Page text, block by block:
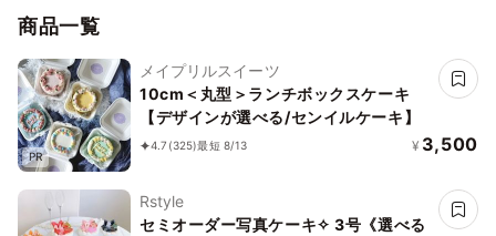
商品一覧
PR
メイプリルスイーツ
10cm＜丸型＞ランチボックスケーキ
【デザインが選べる/センイルケーキ】
4.7 (325)最短 8/13 ¥ 3,500
Rstyle
セミオーダー写真ケーキ✧ 3号《選べる